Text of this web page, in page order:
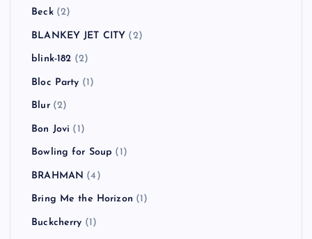
Beck(2)
BLANKEY JET CITY (2)
blink-182 (2)
Bloc Party (1)
Blur(2)
Bon Jovi (1)
Bowling for Soup (1)
BRAHMAN (4)
Bring Me the Horizon (1)
Buckcherry (1)